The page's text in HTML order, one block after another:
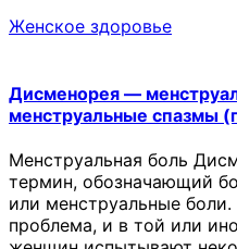
Женское здоровье
Дисменорея —
менструальные спазмы
Менструальная боль
термин, обозначающий
или менструальные
проблема, и в той или